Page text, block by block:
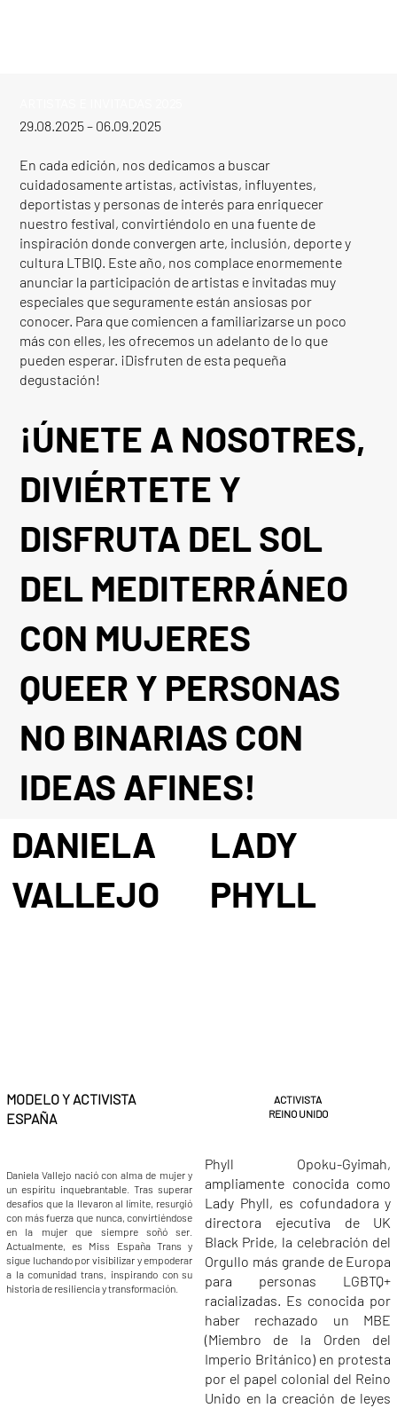
29.08.2025 – 06.09.2025
En cada edición, nos dedicamos a buscar
cuidadosamente artistas, activistas, influyentes,
deportistas y personas de interés para enriquecer
nuestro festival, convirtiéndolo en una fuente de
inspiración donde convergen arte, inclusión, deporte y
cultura LTBIQ. Este año, nos complace enormemente
anunciar la participación de artistas e invitadas muy
especiales que seguramente están ansiosas por
conocer. Para que comiencen a familiarizarse un poco
más con elles, les ofrecemos un adelanto de lo que
pueden esperar. ¡Disfruten de esta pequeña
degustación!
¡ÚNETE A NOSOTRES,
DIVIÉRTETE Y
DISFRUTA DEL SOL
DEL MEDITERRÁNEO
CON MUJERES
QUEER Y PERSONAS
NO BINARIAS CON
IDEAS AFINES!
DANIELA
VALLEJO
LADY
PHYLL
MODELO Y ACTIVISTA
ESPAÑA
Daniela Vallejo nació con alma de mujer y
un espíritu inquebrantable. Tras superar
desafíos que la llevaron al límite, resurgió
con más fuerza que nunca, convirtiéndose
en la mujer que siempre soñó ser.
Actualmente, es Miss España Trans y
sigue luchando por visibilizar y empoderar
a la comunidad trans, inspirando con su
historia de resiliencia y transformación.
ACTIVISTA
REINO UNIDO
Phyll Opoku-Gyimah,
ampliamente conocida como
Lady Phyll, es cofundadora y
directora ejecutiva de UK
Black Pride, la celebración del
Orgullo más grande de Europa
para personas LGBTQ+
racializadas. Es conocida por
haber rechazado un MBE
(Miembro de la Orden del
Imperio Británico) en protesta
por el papel colonial del Reino
Unido en la creación de leyes